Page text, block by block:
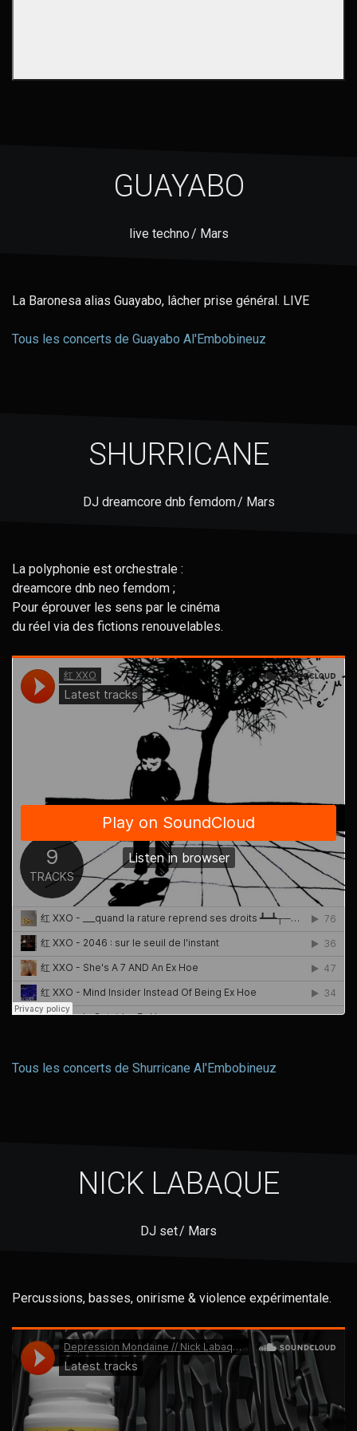
GUAYABO
live techno / Mars
La Baronesa alias Guayabo, lâcher prise général. LIVE
Tous les concerts de Guayabo Al'Embobineuz
SHURRICANE
DJ dreamcore dnb femdom / Mars
La polyphonie est orchestrale :
dreamcore dnb neo femdom ;
Pour éprouver les sens par le cinéma
du réel via des fictions renouvelables.
Tous les concerts de Shurricane Al'Embobineuz
NICK LABAQUE
DJ set / Mars
Percussions, basses, onirisme & violence expérimentale.